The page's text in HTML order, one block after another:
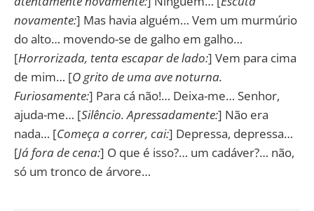
novamente:] Mas havia alguém… Vem um murmúrio
do alto… movendo-se de galho em galho…
[Horrorizada, tenta escapar de lado:] Vem para cima
de mim… [O grito de uma ave noturna.
Furiosamente:] Para cá não!… Deixa-me… Senhor,
ajuda-me… [Silêncio. Apressadamente:] Não era
nada… [Começa a correr, cai:] Depressa, depressa…
[Já fora de cena:] O que é isso?… um cadáver?… não,
só um tronco de árvore…